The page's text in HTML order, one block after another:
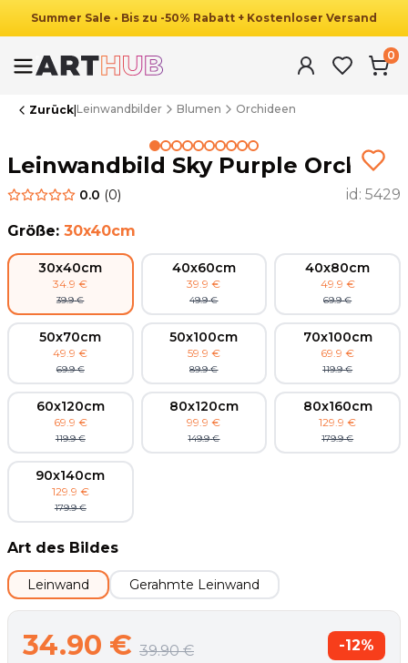
Summer Sale • Bis zu -50% Rabatt + Kostenloser Versand
0
Zurück Leinwandbilder Blumen Orchideen
Leinwandbild Sky Purple Orchid
0.0 (0) id: 5429
Größe: 30x40cm
30x40cm
34.9 €
39.9 €
40x60cm
39.9 €
49.9 €
40x80cm
49.9 €
69.9 €
50x70cm
49.9 €
69.9 €
50x100cm
59.9 €
89.9 €
70x100cm
69.9 €
119.9 €
60x120cm
69.9 €
119.9 €
80x120cm
99.9 €
149.9 €
80x160cm
129.9 €
179.9 €
90x140cm
129.9 €
179.9 €
Art des Bildes
Leinwand Gerahmte Leinwand
34.90 € 39.90 € -12%